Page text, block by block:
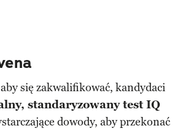
się zakwalifikować, kandydaci
standaryzowanytest IQ
dowody, aby przekonać